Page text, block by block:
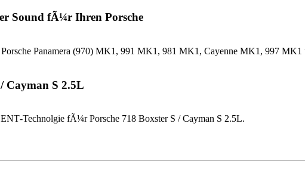
Sound fÃ¼r Ihren Porsche
Panamera (970) MK1, 991 MK1, 981 MK1, Cayenne MK1, 997
Cayman S 2.5L
fÃ¼r Porsche 718 Boxster S / Cayman S 2.5L.